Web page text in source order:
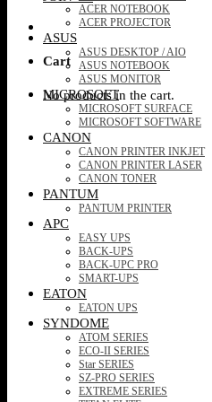
Cart
No products in the cart.
ACER NOTEBOOK
ACER PROJECTOR
ASUS
ASUS DESKTOP / AIO
ASUS NOTEBOOK
ASUS MONITOR
MICROSOFT
MICROSOFT SURFACE
MICROSOFT SOFTWARE
CANON
CANON PRINTER INKJET
CANON PRINTER LASER
CANON TONER
PANTUM
PANTUM PRINTER
APC
EASY UPS
BACK-UPS
BACK-UPC PRO
SMART-UPS
EATON
EATON UPS
SYNDOME
ATOM SERIES
ECO-II SERIES
Star SERIES
SZ-PRO SERIES
EXTREME SERIES